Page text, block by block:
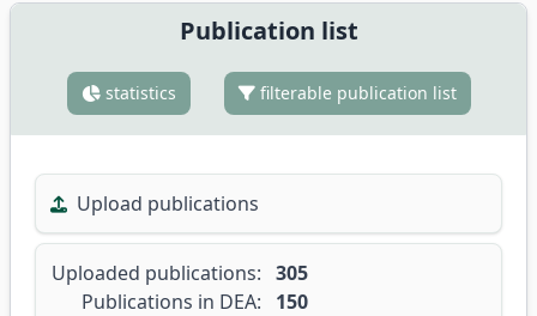
Publication list
statistics filterable publication list
Upload publications
Uploaded publications: 305
Publications in DEA:
150